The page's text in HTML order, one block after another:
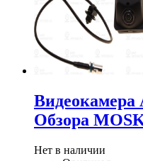
Видеокамера
Обзора
Нет в наличии